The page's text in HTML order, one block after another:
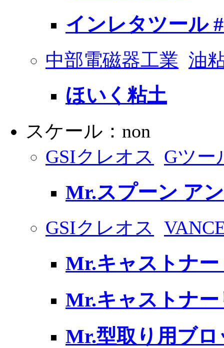
インレタツール
中部電磁器工業 油
ほいく粘土
スケール：non
GSIクレオス
Gツー
Mr.スプーン ア
GSIクレオス
Mr.キャストナ
Mr.キャストナ
Mr.型取り用ブロ